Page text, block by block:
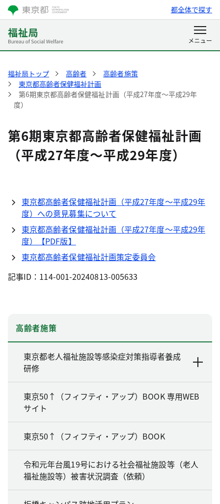
都全体で探す
福祉局トップ 高齢者
高齢者施策
東京都高齢者保健福祉計画
第6期東京都高齢者保健福祉計画（平成27年度～平成29年
度）
第6期東京都高齢者保健福祉計画
（平成27年度～平成29年度）
東京都高齢者保健福祉計画（平成27年度～平成29年
度）への意見募集について
東京都高齢者保健福祉計画（平成27年度～平成29年
度）【PDF版】
東京都高齢者保健福祉計画策定委員会
記事ID：114-001-20240813-005633
高齢者施策
東京都老人福祉施設等感染症対策指導者養成
研修
東京50↑（フィフティ・アップ）BOOK 専用WEB
サイト
東京50↑（フィフティ・アップ）BOOK
令和元年台風19号における社会福祉施設等（老人
福祉施設等）被害状況調査（依頼）